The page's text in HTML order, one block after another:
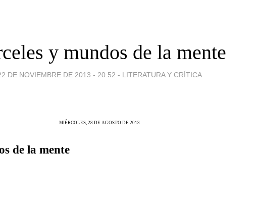
y mundos de la mente
DE NOVIEMBRE DE 2013 - 20:52 - LITERATURA Y CRÍTICA
MIÉRCOLES, 28 DE AGOSTO DE 2013
de la mente